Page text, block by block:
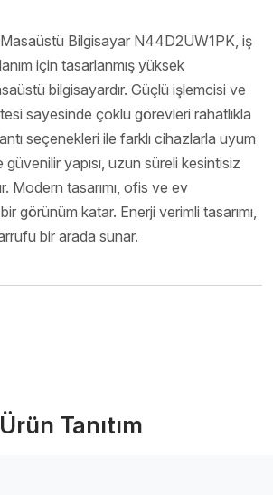
Bilgisayar N44D2UW1PK, iş
için tasarlanmış yüksek
bilgisayardır. Güçlü işlemcisi ve
sayesinde çoklu görevleri rahatlıkla
seçenekleri ile farklı cihazlarla uyum
güvenilir yapısı, uzun süreli kesintisiz
Modern tasarımı, ofis ve ev
görünüm katar. Enerji verimli tasarımı,
bir arada sunar.
Ürün Tanıtım